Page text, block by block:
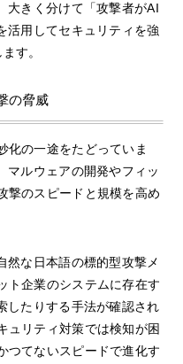
大きく分けて「攻撃者がAI
活用してセキュリティを強
す。
の脅威
化の一途をたどっていま
マルウェアの開発やフィッ
撃のスピードと規模を高め
然な日本語の標的型攻撃メ
ト企業のシステムに存在す
したりする手法が確認され
ュリティ対策では検知が困
つてないスピードで進化す